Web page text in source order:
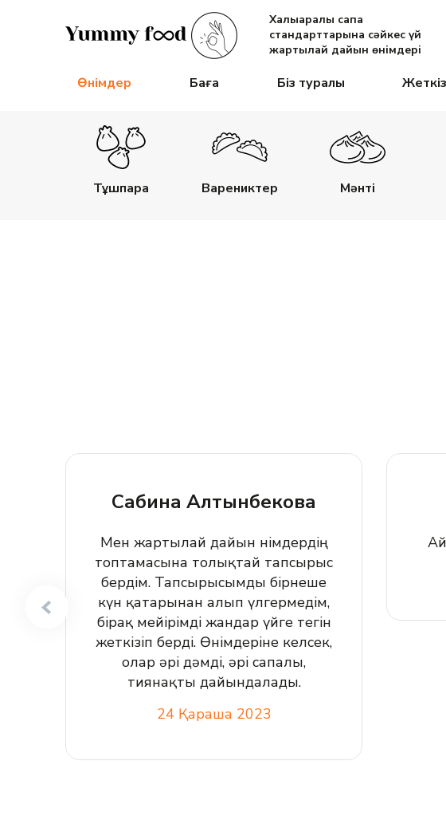
Халықаралық сапа
стандарттарына сәйкес үй
жартылай дайын өнімдері
Өнімдер Баға Біз туралы
Тұшпара Варениктер Мәнті
Сабина Алтынбекова
Мен жартылай дайын өнімдердің
топтамасына толықтай тапсырыс
бердім. Тапсырысымды бірнеше
күн қатарынан алып үлгермедім,
бірақ мейірімді жандар үйге тегін
жеткізіп берді. Өнімдеріне келсек,
олар әрі дәмді, әрі сапалы,
тиянақты дайындалады.
24 Қараша 2023